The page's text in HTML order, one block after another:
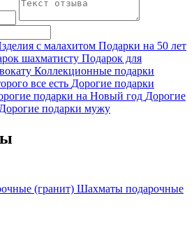
с малахитом Подарки на 50 лет
шахматисту Подарок для
Коллекционные подарки
все есть Дорогие подарки
подарки на Новый год Дорогие
подарки мужу
Шахматы подарочные